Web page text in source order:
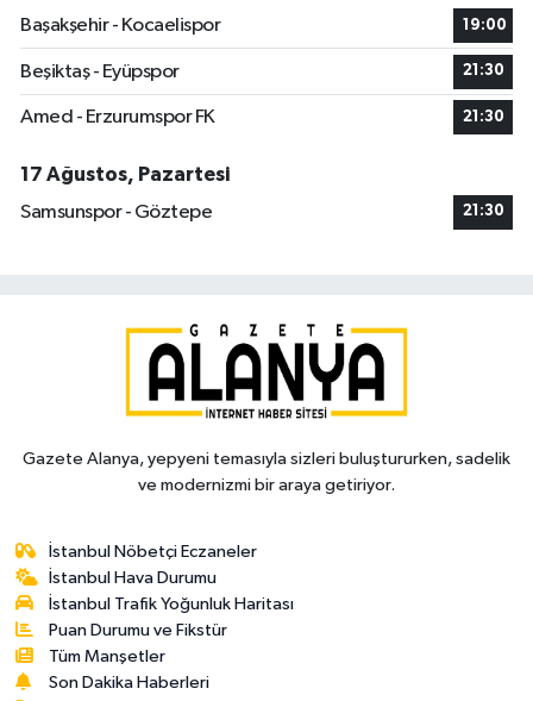
Başakşehir - Kocaelispor
19:00
Beşiktaş - Eyüpspor 21:30
Amed - Erzurumspor FK 21:30
17 Ağustos, Pazartesi
Samsunspor - Göztepe
21:30
Gazete Alanya, yepyeni temasıyla sizleri buluştururken, sadelik
ve modernizmi bir araya getiriyor.
İstanbul Nöbetçi Eczaneler
İstanbul Hava Durumu
İstanbul Trafik Yoğunluk Haritası
Puan Durumu ve Fikstür
Tüm Manşetler
Son Dakika Haberleri